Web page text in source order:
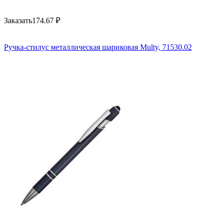
Заказать174.67 ₽
Ручка-стилус металлическая шариковая Multy, 71530.02